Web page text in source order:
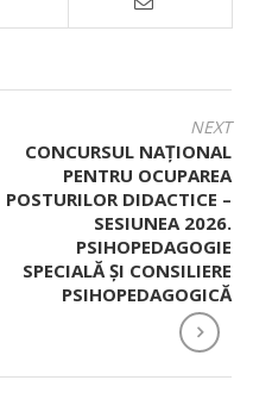
NEXT
CONCURSUL NAŢIONAL
PENTRU OCUPAREA
POSTURILOR DIDACTICE –
SESIUNEA 2026.
PSIHOPEDAGOGIE
SPECIALĂ ȘI CONSILIERE
PSIHOPEDAGOGICĂ